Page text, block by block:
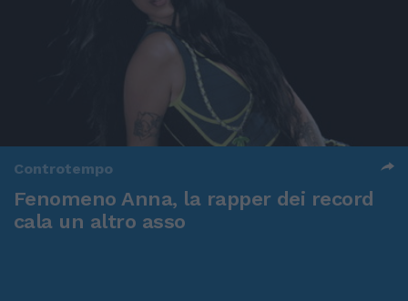
Controtempo
Fenomeno Anna, la rapper dei record
cala un altro asso